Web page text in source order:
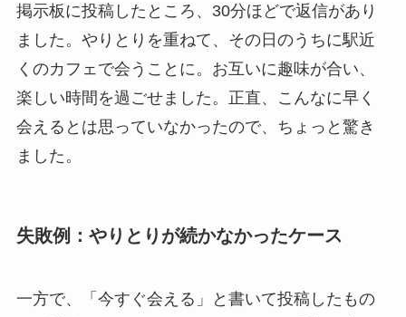
掲示板に投稿したところ、30分ほどで返信があり
ました。やりとりを重ねて、その日のうちに駅近
くのカフェで会うことに。お互いに趣味が合い、
楽しい時間を過ごせました。正直、こんなに早く
会えるとは思っていなかったので、ちょっと驚き
ました。
失敗例：やりとりが続かなかったケース
一方で、「今すぐ会える」と書いて投稿したもの